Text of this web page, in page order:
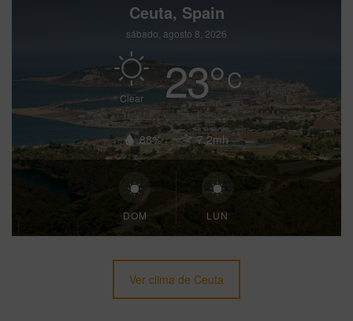
Ceuta, Spain
sábado, agosto 8, 2026
Clear 23°C
88% 7.2mh
DOM LUN
Ver clima de Ceuta